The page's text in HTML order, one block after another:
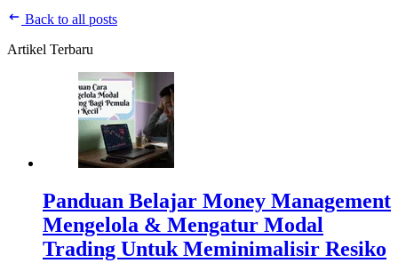
Back to all posts
Artikel Terbaru
Panduan Belajar Money Management
Mengelola & Mengatur Modal
Trading Untuk Meminimalisir Resiko